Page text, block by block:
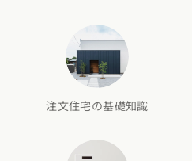
注文住宅の基礎知識